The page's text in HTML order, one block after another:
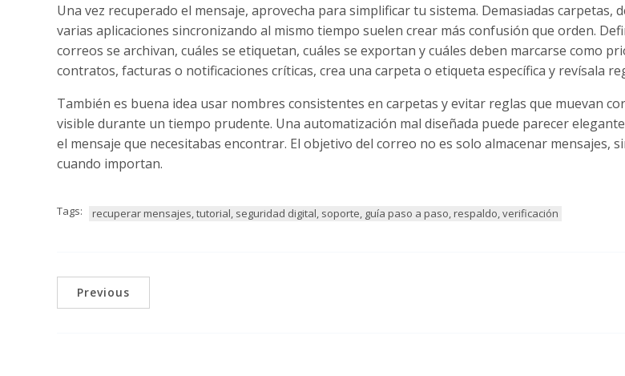
Una vez recuperado el mensaje, aprovecha para simplificar tu sistema. Demasiadas carpetas,
varias aplicaciones sincronizando al mismo tiempo suelen crear más confusión que orden.
correos se archivan, cuáles se etiquetan, cuáles se exportan y cuáles deben marcarse como
contratos, facturas o notificaciones críticas, crea una carpeta o etiqueta específica y revísala
También es buena idea usar nombres consistentes en carpetas y evitar reglas que muevan
visible durante un tiempo prudente. Una automatización mal diseñada puede parecer
el mensaje que necesitabas encontrar. El objetivo del correo no es solo almacenar mensajes,
cuando importan.
Tags: recuperar mensajes, tutorial, seguridad digital, soporte, guía paso a paso, respaldo, verificación
Previous